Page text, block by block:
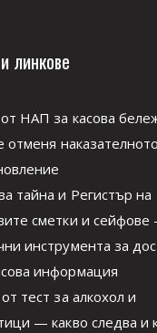
линкове
от НАП за касова
отменя наказателното
тайна и Регистър на
сметки и
инструмента за
информация
тест за алкохол и
— какво следва и